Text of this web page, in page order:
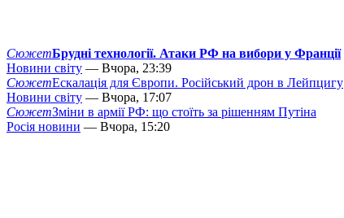
СюжетБрудні технології. Атаки РФ на вибори у Франції
Новини світу — Вчора, 23:39
СюжетЕскалація для Європи. Російський дрон в Лейпцигу
Новини світу — Вчора, 17:07
СюжетЗміни в армії РФ: що стоїть за рішенням Путіна
Росія новини — Вчора, 15:20